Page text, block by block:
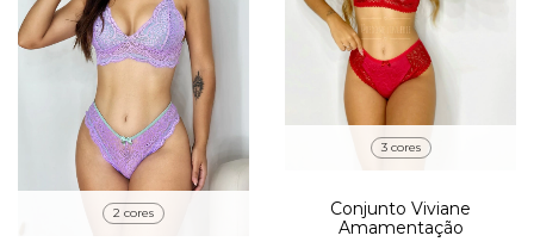
2 cores
3 cores
Conjunto Viviane
Amamentação